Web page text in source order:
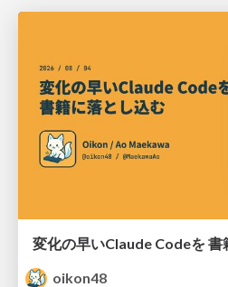
変化の早いClaude Codeを 書
oikon48